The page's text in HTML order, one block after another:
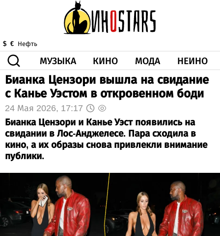
$ € Нефть
МУЗЫКА КИНО МОДА НЕИНО
ЗДОРОВЬЕ КОРОНА ИСКУССТВО
ДРУГОЕ
ВИДЕО
ГОРОСКОП
Бианка Цензори вышла на свидание
с Канье Уэстом в откровенном боди
24 Мая 2026, 17:17
Бианка Цензори и Канье Уэст появились на
свидании в Лос-Анджелесе. Пара сходила в
кино, а их образы снова привлекли внимание
публики.